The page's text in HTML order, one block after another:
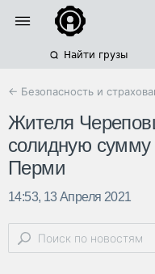
Найти грузы
← Безопасность и
Жителя
солидную сумму
Перми
14:53, 13 Апреля 2021